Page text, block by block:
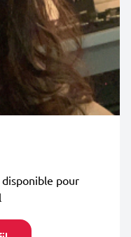
pour